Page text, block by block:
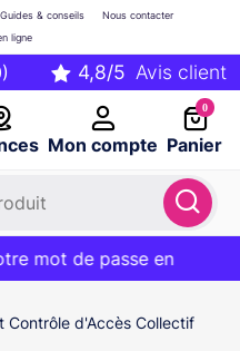
Mon compte
Guides & conseils
Nous contacter
ligne
0
Panier
sur votre panier
le codeBIENVENUE
mot de passe en
Contrôle d'Accès Collectif